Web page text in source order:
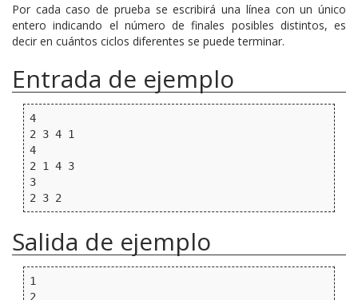
Por cada caso de prueba se escribirá una línea con un único
entero indicando el número de finales posibles distintos, es
decir en cuántos ciclos diferentes se puede terminar.
Entrada de ejemplo
4
2 3 4 1
4
2 1 4 3
3
Salida de ejemplo
1
2